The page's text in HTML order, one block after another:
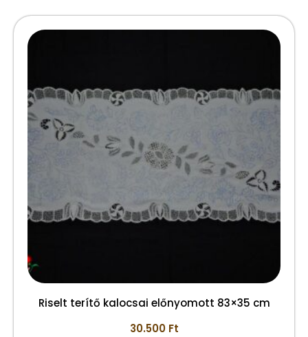
Riselt terítő kalocsai előnyomott 83×35 cm
30.500 Ft